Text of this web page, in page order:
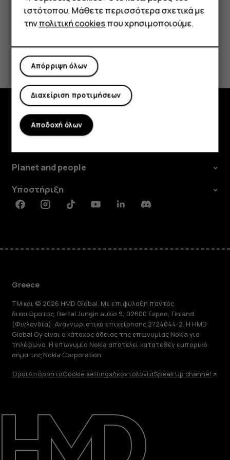
Tablet
Επισκευή, επαναχρησιμοποίηση,
ανακύκλωση
Υποστήριξη
Το βρήκατε χρήσιμο;
Ναι Όχι
Εξερευνήστε
Planet and people
Υποστήριξη
FacebookInstagramTiktokYoutubeLinkedinDiscord
Greece
TM και © 2026 HMD Global. Με επιφύλαξη παντός
δικαιώματος. Bertel Jungin aukio 9, 02600 Espoo, Finland
(Φινλανδία). Αναγνωριστικό επιχείρησης 2724044-2. Η HMD
Global Oy είναι ο κάτοχος άδειας της επωνυμίας Nokia για
τηλέφωνα. Η επωνυμία Nokia αποτελεί κατατεθέν εμπορικό
σήμα της Nokia Corporation.
ΌροιΑπόρρητοCookie settingsΔεοντολογίαSpeak Up channel
ιστότοπου. Μάθετε περισσότερα σχετικά με
τηνπολιτική cookiesπου χρησιμοποιούμε.
Απόρριψη όλων
Διαχείριση προτιμήσεων
Αποδοχή όλων